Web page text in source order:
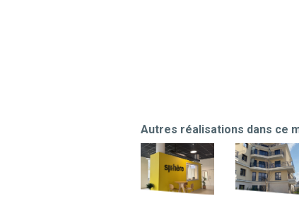
Autres réalisations dans ce